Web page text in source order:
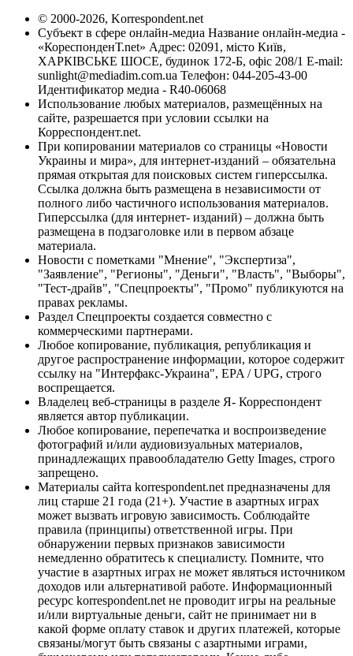
© 2000-2026, Korrespondent.net
Субъект в сфере онлайн-медиа Название онлайн-медиа -
«КореспонденТ.net» Адрес: 02091, місто Київ,
ХАРКІВСЬКЕ ШОСЕ, будинок 172-Б, офіс 208/1 E-mail:
sunlight@mediadim.com.ua Телефон: 044-205-43-00
Идентификатор медиа - R40-06068
Использование любых материалов, размещённых на
сайте, разрешается при условии ссылки на
Корреспондент.net.
При копировании материалов со страницы «Новости
Украины и мира», для интернет-изданий – обязательна
прямая открытая для поисковых систем гиперссылка.
Ссылка должна быть размещена в независимости от
полного либо частичного использования материалов.
Гиперссылка (для интернет- изданий) – должна быть
размещена в подзаголовке или в первом абзаце
материала.
Новости с пометками "Мнение", "Экспертиза",
"Заявление", "Регионы", "Деньги", "Власть", "Выборы",
"Тест-драйв", "Спецпроекты", "Промо" публикуются на
правах рекламы.
Раздел Спецпроекты создается совместно с
коммерческими партнерами.
Любое копирование, публикация, републикация и
другое распространение информации, которое содержит
ссылку на "Интерфакс-Украина", EPA / UPG, строго
воспрещается.
Владелец веб-страницы в разделе Я- Корреспондент
является автор публикации.
Любое копирование, перепечатка и воспроизведение
фотографий и/или аудиовизуальных материалов,
принадлежащих правообладателю Getty Images, строго
запрещено.
Материалы сайта korrespondent.net предназначены для
лиц старше 21 года (21+). Участие в азартных играх
может вызвать игровую зависимость. Соблюдайте
правила (принципы) ответственной игры. При
обнаружении первых признаков зависимости
немедленно обратитесь к специалисту. Помните, что
участие в азартных играх не может являться источником
доходов или альтернативой работе. Информационный
ресурс korrespondent.net не проводит игры на реальные
и/или виртуальные деньги, сайт не принимает ни в
какой форме оплату ставок и других платежей, которые
связаны/могут быть связаны с азартными играми,